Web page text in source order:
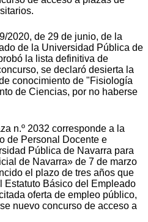
2020, de 29 de junio, de la
de la Universidad Pública de
la lista definitiva de
se declaró desierta la
conocimiento de "Fisiología
de Ciencias, por no haberse
n.º 2032 corresponde a la
de Personal Docente e
Pública de Navarra para
de Navarra» de 7 de marzo
el plazo de tres años que
Estatuto Básico del Empleado
oferta de empleo público,
nuevo concurso de acceso a